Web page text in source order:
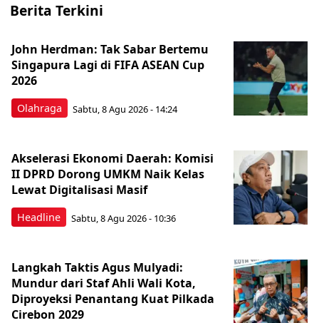
Berita Terkini
Olahraga
John Herdman: Tak Sabar Bertemu
Singapura Lagi di FIFA ASEAN Cup
2026
Sabtu, 8 Agu 2026 - 14:24
Headline
Akselerasi Ekonomi Daerah: Komisi
II DPRD Dorong UMKM Naik Kelas
Lewat Digitalisasi Masif
Sabtu, 8 Agu 2026 - 10:36
Langkah Taktis Agus Mulyadi:
Mundur dari Staf Ahli Wali Kota,
Diproyeksi Penantang Kuat Pilkada
Cirebon 2029